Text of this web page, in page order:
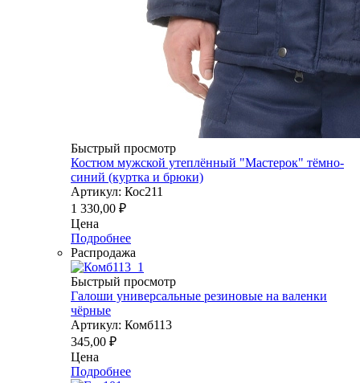
Быстрый просмотр
Костюм мужской утеплённый "Мастерок" тёмно-
синий (куртка и брюки)
Артикул: Кос211
1 330,00 ₽
Цена
Подробнее
Распродажа
Быстрый просмотр
Галоши универсальные резиновые на валенки
чёрные
Артикул: Комб113
345,00 ₽
Цена
Подробнее